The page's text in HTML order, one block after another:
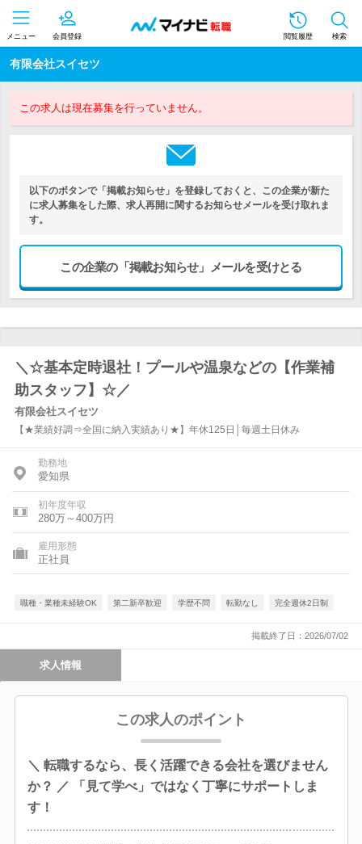
メニュー 会員登録 閲覧履歴 検索
有限会社スイセツ
この求人は現在募集を行っていません。
以下のボタンで「掲載お知らせ」を登録しておくと、この企業が新た
に求人募集をした際、求人再開に関するお知らせメールを受け取れま
す。
この企業の「掲載お知らせ」メールを受けとる
＼☆基本定時退社！プールや温泉などの【作業補
助スタッフ】☆／
有限会社スイセツ
【★業績好調⇒全国に納入実績あり★】年休125日│毎週土日休み
勤務地
愛知県
初年度年収
280万～400万円
雇用形態
正社員
職種・業種未経験OK 第二新卒歓迎 学歴不問 転勤なし 完全週休2日制
掲載終了日：2026/07/02
求人情報
この求人のポイント
＼ 転職するなら、長く活躍できる会社を選びません
か？ ／ 「見て学べ」ではなく丁寧にサポートしま
す！